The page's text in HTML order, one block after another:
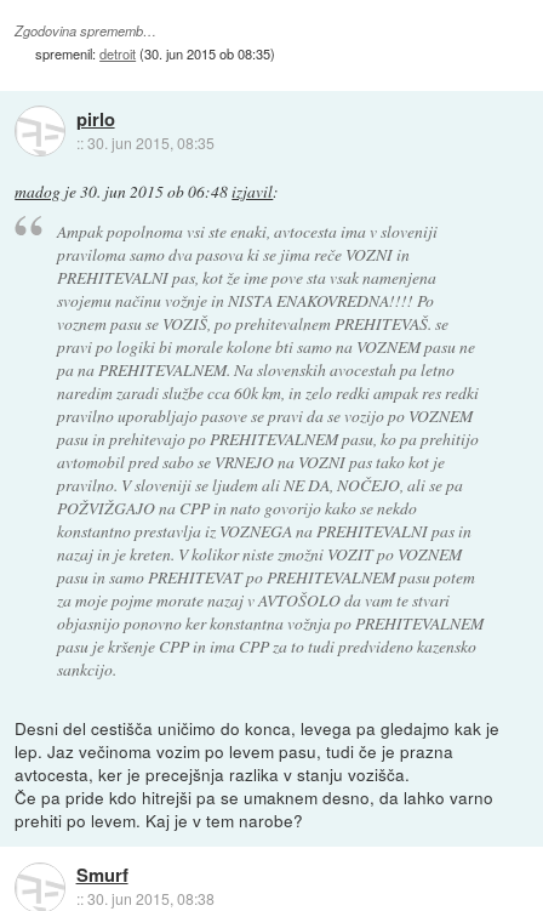
Zgodovina sprememb…
spremenil:detroit(30. jun 2015 ob 08:35)
pirlo
::30. jun 2015, 08:35
madog je30. jun 2015 ob 06:48izjavil:
Ampak popolnoma vsi ste enaki, avtocesta ima v sloveniji
praviloma samo dva pasova ki se jima reče VOZNI in
PREHITEVALNI pas, kot že ime pove sta vsak namenjena
svojemu načinu vožnje in NISTA ENAKOVREDNA!!!! Po
voznem pasu se VOZIŠ, po prehitevalnem PREHITEVAŠ. se
pravi po logiki bi morale kolone bti samo na VOZNEM pasu ne
pa na PREHITEVALNEM. Na slovenskih avocestah pa letno
naredim zaradi službe cca 60k km, in zelo redki ampak res redki
pravilno uporabljajo pasove se pravi da se vozijo po VOZNEM
pasu in prehitevajo po PREHITEVALNEM pasu, ko pa prehitijo
avtomobil pred sabo se VRNEJO na VOZNI pas tako kot je
pravilno. V sloveniji se ljudem ali NE DA, NOČEJO, ali se pa
POŽVIŽGAJO na CPP in nato govorijo kako se nekdo
konstantno prestavlja iz VOZNEGA na PREHITEVALNI pas in
nazaj in je kreten. V kolikor niste zmožni VOZIT po VOZNEM
pasu in samo PREHITEVAT po PREHITEVALNEM pasu potem
za moje pojme morate nazaj v AVTOŠOLO da vam te stvari
objasnijo ponovno ker konstantna vožnja po PREHITEVALNEM
pasu je kršenje CPP in ima CPP za to tudi predvideno kazensko
sankcijo.
Desni del cestišča uničimo do konca, levega pa gledajmo kak je
lep. Jaz večinoma vozim po levem pasu, tudi če je prazna
avtocesta, ker je precejšnja razlika v stanju vozišča.
Če pa pride kdo hitrejši pa se umaknem desno, da lahko varno
prehiti po levem. Kaj je v tem narobe?
Smurf
::30. jun 2015, 08:38